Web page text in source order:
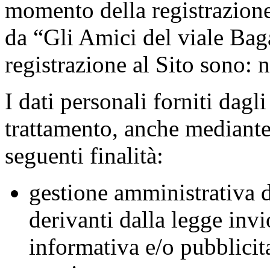
momento della
da “Gli Amici del viale
registrazione al Sito sono:
I dati personali forniti
trattamento, anche
seguenti finalità:
gestione amministrativa
derivanti dalla legge
informativa e/o